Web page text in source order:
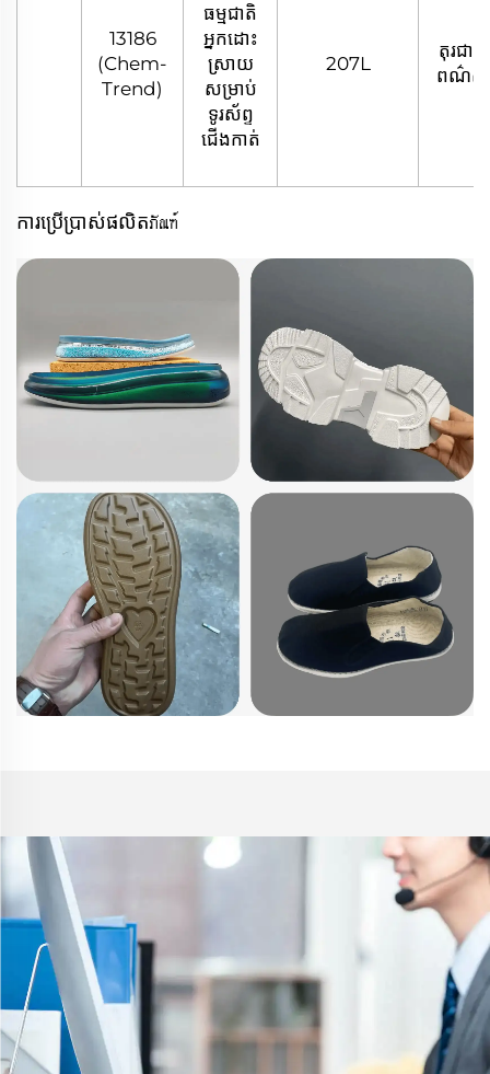
13186
(Chem-
Trend)
ធម្មជាតិ
អ្នកដោះ
ស្រាយ
សម្រាប់
ទូរស័ព្ទ
ជើងកាត់
207L
តុរជាតិ
ពណ៌ស
ការប្រើប្រាស់ផលិតภัณฑ์